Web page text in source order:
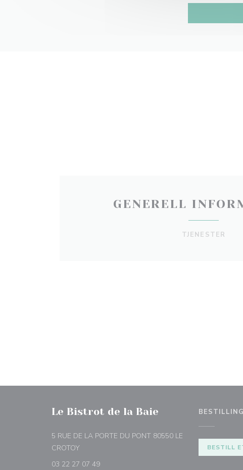
GENERELL
TJENESTER
Le Bistrot de la Baie
5 RUE DE LA PORTE DU PONT 80550 LE
CROTOY((åpner i et nytt vindu))
03 22 27 07 49
BESTILLING
BESTILL